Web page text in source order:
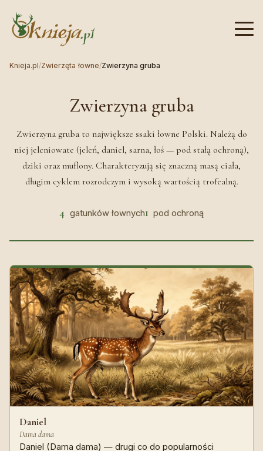
Knieja.pl/Zwierzęta łowne/Zwierzyna gruba
Zwierzyna gruba
Zwierzyna gruba to największe ssaki łowne Polski. Należą do
niej jeleniowate (jeleń, daniel, sarna, łoś — pod stałą ochroną),
dziki oraz muflony. Charakteryzują się znaczną masą ciała,
długim cyklem rozrodczym i wysoką wartością trofealną.
4 gatunków łownych1 pod ochroną
Daniel
Dama dama
Daniel (Dama dama) — drugi co do popularności